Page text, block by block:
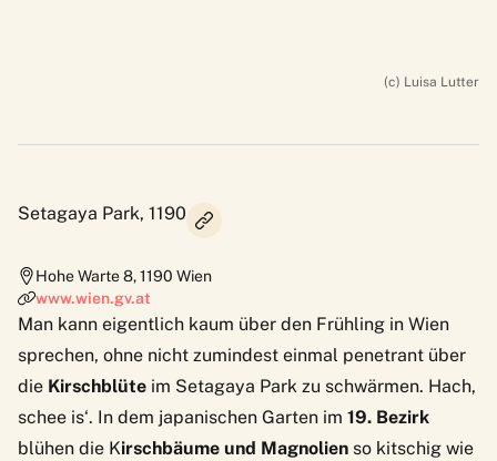
(c) Luisa Lutter
Setagaya Park, 1190
Hohe Warte 8,1190 Wien
www.wien.gv.at
Man kann eigentlich kaum über den Frühling in Wien
sprechen, ohne nicht zumindest einmal penetrant über
die Kirschblüte im Setagaya Park zu schwärmen. Hach,
schee is‘. In dem japanischen Garten im 19. Bezirk
blühen die Kirschbäume und Magnolien so kitschig wie